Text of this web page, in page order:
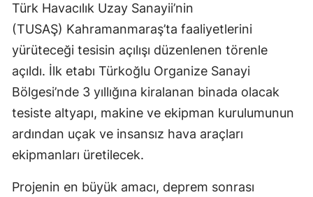
Türk Havacılık Uzay Sanayii’nin
(TUSAŞ) Kahramanmaraş’ta faaliyetlerini
yürüteceği tesisin açılışı düzenlenen törenle
açıldı. İlk etabı Türkoğlu Organize Sanayi
Bölgesi’nde 3 yıllığına kiralanan binada olacak
tesiste altyapı, makine ve ekipman kurulumunun
ardından uçak ve insansız hava araçları
ekipmanları üretilecek.
Projenin en büyük amacı, deprem sonrası